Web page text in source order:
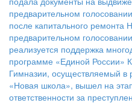
предварительном
после капитального ремонта
предварительном
реализуется поддержка
программе «Единой России»
Гимназии, осуществляемый в
«Новая школа», вышел на
ответственности за